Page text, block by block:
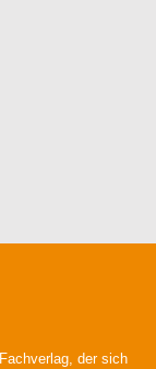
der sich